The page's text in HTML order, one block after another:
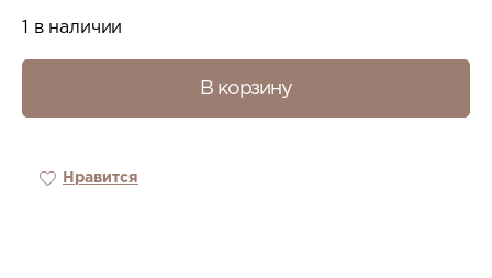
1 в наличии
В корзину
Нравится